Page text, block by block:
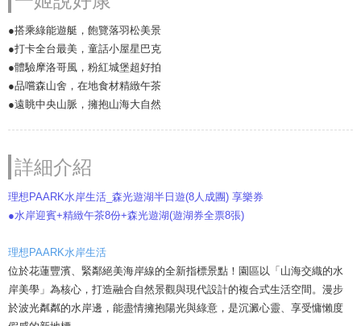
●搭乘綠能遊艇，飽覽落羽松美景
●打卡全台最美，童話小屋星巴克
●體驗摩洛哥風，粉紅城堡超好拍
●品嚐森山舍，在地食材精緻午茶
●遠眺中央山脈，擁抱山海大自然
詳細介紹
理想PAARK水岸生活_森光遊湖半日遊(8人成團) 享樂券
●水岸迎賓+精緻午茶8份+森光遊湖(遊湖券全票8張)
理想PAARK水岸生活
位於花蓮豐濱、緊鄰絕美海岸線的全新指標景點！園區以「山海交織的水
岸美學」為核心，打造融合自然景觀與現代設計的複合式生活空間。漫步
於波光粼粼的水岸邊，能盡情擁抱陽光與綠意，是沉澱心靈、享受慵懶度